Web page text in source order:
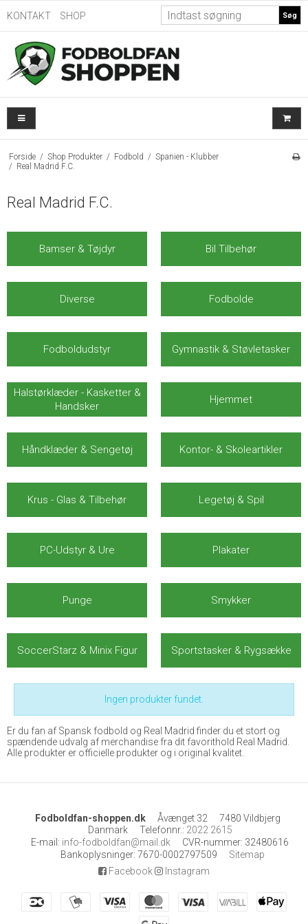
KONTAKT SHOP Søg
Forside / Shop Produkter / Fodbold / Spanien - Klubber
/ Real Madrid F.C.
Real Madrid F.C.
Bamser & Tøjdyr Bil Tilbehør
Diverse Fodbolde
Fodboldudstyr Gymnastik & Støvletasker
Halstørklæder - Kasketter &
Handsker
Hjemmet
Håndklæder & Sengetøj Kontor- & Skoleartikler
Krus - Glas & Tilbehør Legetøj & Spil
PC-Udstyr & Ure Plakater
Punge Smykker
SoccerStarz & Minix Figur Sportstasker & Rygsække
Ingen produkter fundet.
Er du fan af Spansk fodbold og Real Madrid finder du et stort og
spændende udvalg af merchandise fra dit favorithold Real Madrid.
Alle produkter er officielle produkter og i original kvalitet.
Fodboldfan-shoppen.dk Åvænget 32
7480 Vildbjerg
Danmark
Telefonnr.: 2022 2615
E-mail : info-fodboldfan@mail.dk CVR-nummer: 32480616
Bankoplysninger: 7670-0002797509
Sitemap
Facebook
Instagram